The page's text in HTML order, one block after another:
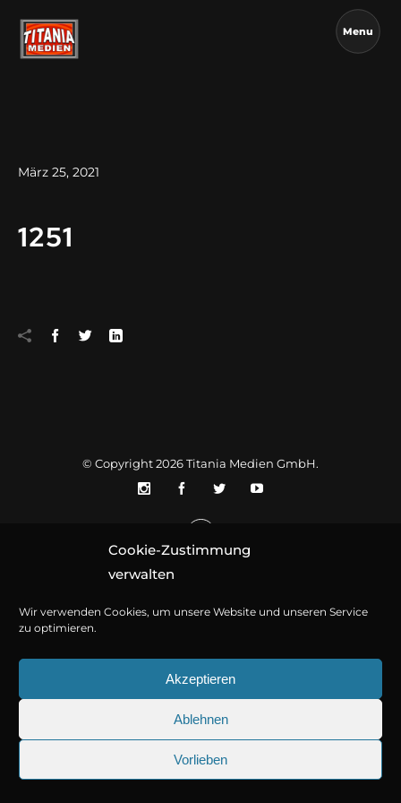
Cookie-Zustimmung
verwalten
Wir verwenden Cookies, um unsere Website und unseren Service
zu optimieren.
Akzeptieren
Ablehnen
Vorlieben
Menu
März 25, 2021
1251
© Copyright 2026Titania Medien GmbH.